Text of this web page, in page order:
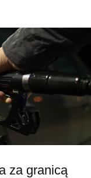
za granicą